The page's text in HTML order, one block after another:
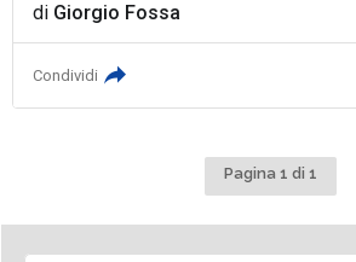
di Giorgio Fossa
Condividi
Pagina 1 di 1